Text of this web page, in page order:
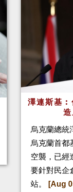
澤連斯基
烏克蘭總統
烏克蘭首都
空襲，已經
要針對民企
站。
[Aug